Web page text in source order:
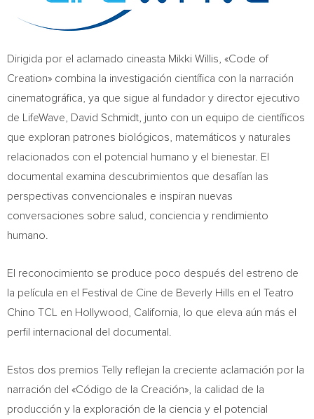
Dirigida por el aclamado cineasta Mikki Willis, «Code of
Creation» combina la investigación científica con la narración
cinematográfica, ya que sigue al fundador y director ejecutivo
de LifeWave, David Schmidt, junto con un equipo de científicos
que exploran patrones biológicos, matemáticos y naturales
relacionados con el potencial humano y el bienestar. El
documental examina descubrimientos que desafían las
perspectivas convencionales e inspiran nuevas
conversaciones sobre salud, conciencia y rendimiento
humano.
El reconocimiento se produce poco después del estreno de
la película en el Festival de Cine de Beverly Hills en el Teatro
Chino TCL en Hollywood, California, lo que eleva aún más el
perfil internacional del documental.
Estos dos premios Telly reflejan la creciente aclamación por la
narración del «Código de la Creación», la calidad de la
producción y la exploración de la ciencia y el potencial